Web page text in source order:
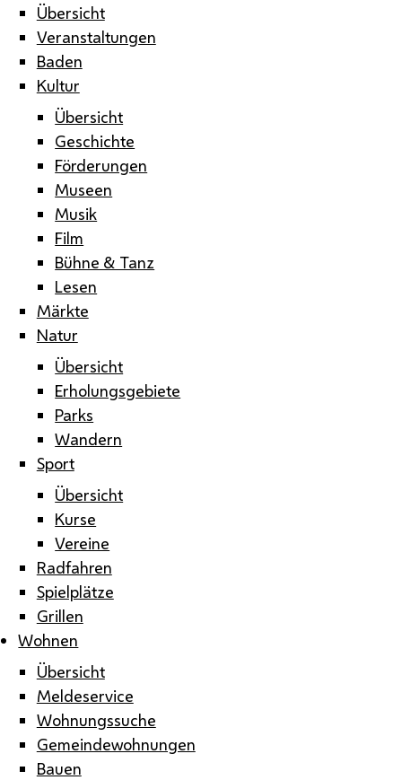
Übersicht
Veranstaltungen
Baden
Kultur
Übersicht
Geschichte
Förderungen
Museen
Musik
Film
Bühne & Tanz
Lesen
Märkte
Natur
Übersicht
Erholungsgebiete
Parks
Wandern
Sport
Übersicht
Kurse
Vereine
Radfahren
Spielplätze
Grillen
Wohnen
Übersicht
Meldeservice
Wohnungssuche
Gemeindewohnungen
Bauen